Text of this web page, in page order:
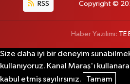
RSS Copyright ©
Haber Yazılımı: TE
Size daha iyi bir deneyim
kullanıyoruz. Kanal Maraş'ı
kabul etmiş sayılırsınız.
Tamam